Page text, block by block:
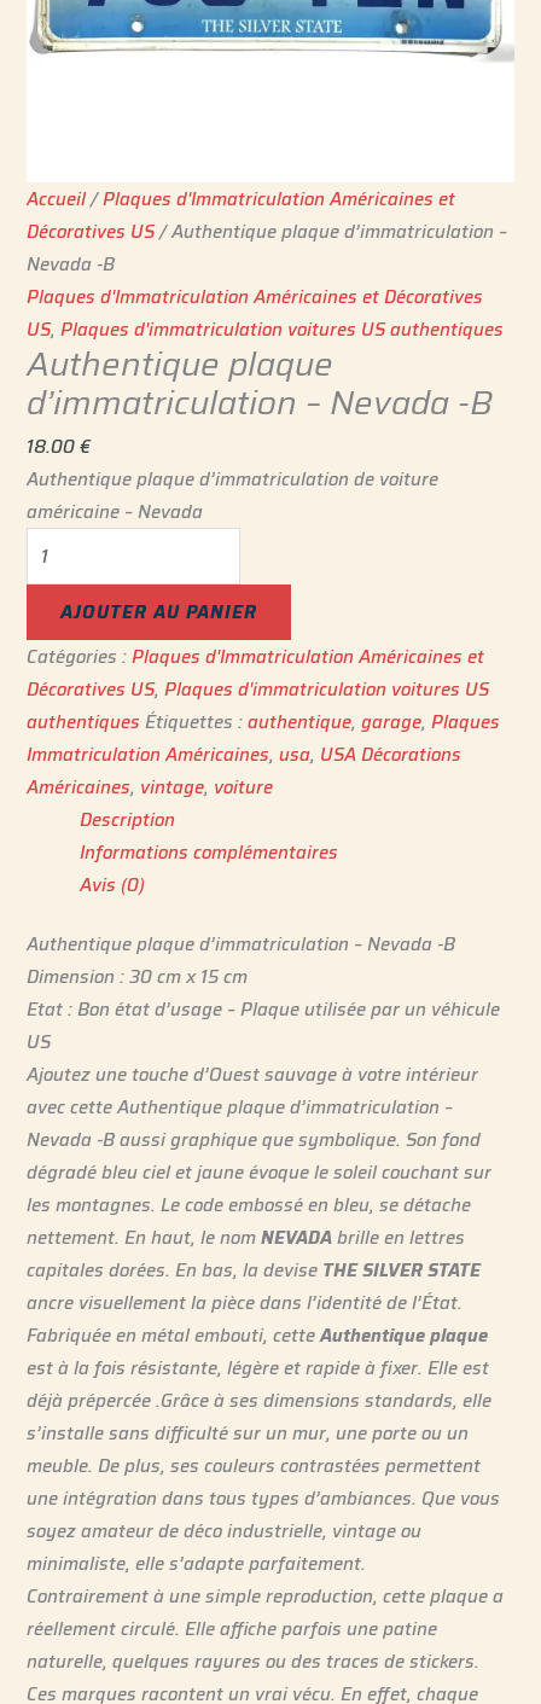
Accueil/Plaques d'Immatriculation Américaines et
Décoratives US/ Authentique plaque d’immatriculation –
Nevada -B
Plaques d'Immatriculation Américaines et Décoratives
US,Plaques d'immatriculation voitures US authentiques
Authentique plaque
d’immatriculation – Nevada -B
18.00€
Authentique plaque d’immatriculation de voiture
américaine – Nevada
AJOUTER AU PANIER
Catégories :Plaques d'Immatriculation Américaines et
Décoratives US,Plaques d'immatriculation voitures US
authentiques Étiquettes :authentique,garage,Plaques
Immatriculation Américaine‎s,usa, USA Décorations
Américaines, vintage, voiture
Description
Informations complémentaires
Avis (0)
Authentique plaque d’immatriculation – Nevada -B
Dimension : 30 cm x 15 cm
Etat : Bon état d’usage – Plaque utilisée par un véhicule
US
Ajoutez une touche d’Ouest sauvage à votre intérieur
avec cette Authentique plaque d’immatriculation –
Nevada -B aussi graphique que symbolique. Son fond
dégradé bleu ciel et jaune évoque le soleil couchant sur
les montagnes. Le code embossé en bleu, se détache
nettement. En haut, le nomNEVADAbrille en lettres
capitales dorées. En bas, la devise THE SILVER STATE
ancre visuellement la pièce dans l’identité de l’État.
Fabriquée en métal embouti, cetteAuthentique plaque
est à la fois résistante, légère et rapide à fixer. Elle est
déjà prépercée .Grâce à ses dimensions standards, elle
s’installe sans difficulté sur un mur, une porte ou un
meuble. De plus, ses couleurs contrastées permettent
une intégration dans tous types d’ambiances. Que vous
soyez amateur de déco industrielle, vintage ou
minimaliste, elle s’adapte parfaitement.
Contrairement à une simple reproduction, cette plaque a
réellement circulé. Elle affiche parfois une patine
naturelle, quelques rayures ou des traces de stickers.
Ces marques racontent un vrai vécu. En effet, chaque